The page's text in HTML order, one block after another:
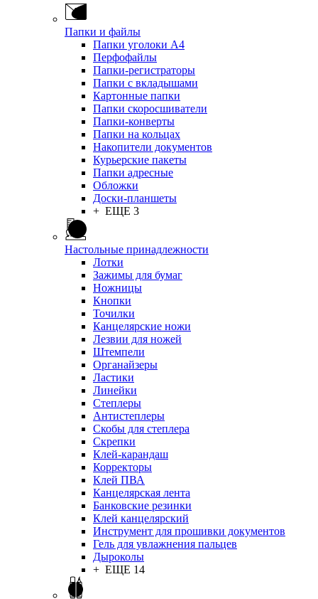
Папки и файлы
Папки уголоки А4
Перфофайлы
Папки-регистраторы
Папки с вкладышами
Картонные папки
Папки скоросшиватели
Папки-конверты
Папки на кольцах
Накопители документов
Курьерские пакеты
Папки адресные
Обложки
Доски-планшеты
+ ЕЩЕ 3
Настольные принадлежности
Лотки
Зажимы для бумаг
Ножницы
Кнопки
Точилки
Канцелярские ножи
Лезвии для ножей
Штемпели
Органайзеры
Ластики
Линейки
Степлеры
Антистеплеры
Скобы для степлера
Скрепки
Клей-карандаш
Корректоры
Клей ПВА
Канцелярская лента
Банковские резинки
Клей канцелярский
Инструмент для прошивки документов
Гель для увлажнения пальцев
Дыроколы
+ ЕЩЕ 14